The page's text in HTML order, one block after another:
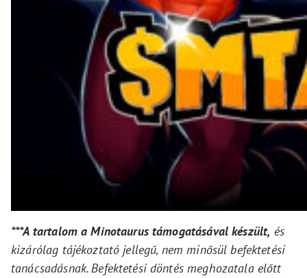
***A tartalom a Minotaurus támogatásával készült, és
kizárólag tájékoztató jellegű, nem minősül befektetési
tanácsadásnak. Befektetési döntés meghozatala előtt